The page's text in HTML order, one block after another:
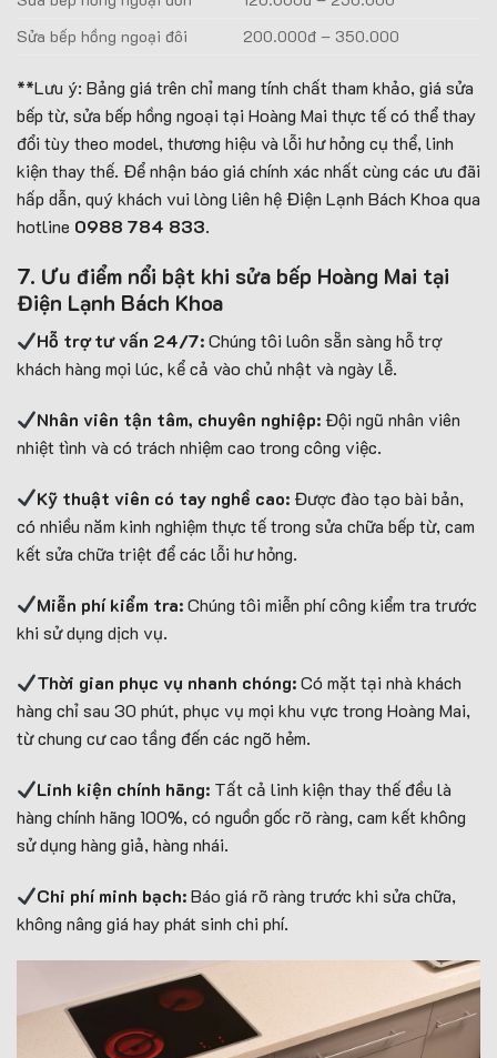
Sửa bếp hồng ngoại đôi
200.000đ – 350.000
**Lưu ý: Bảng giá trên chỉ mang tính chất tham khảo, giá sửa
bếp từ, sửa bếp hồng ngoại tại Hoàng Mai thực tế có thể thay
đổi tùy theo model, thương hiệu và lỗi hư hỏng cụ thể, linh
kiện thay thế. Để nhận báo giá chính xác nhất cùng các ưu đãi
hấp dẫn, quý khách vui lòng liên hệ Điện Lạnh Bách Khoa qua
hotline 0988 784 833.
7. Ưu điểm nổi bật khi sửa bếp Hoàng Mai tại
Điện Lạnh Bách Khoa
Hỗ trợ tư vấn 24/7:Chúng tôi luôn sẵn sàng hỗ trợ
khách hàng mọi lúc, kể cả vào chủ nhật và ngày lễ.
Nhân viên tận tâm, chuyên nghiệp: Đội ngũ nhân viên
nhiệt tình và có trách nhiệm cao trong công việc.
Kỹ thuật viên có tay nghề cao: Được đào tạo bài bản,
có nhiều năm kinh nghiệm thực tế trong sửa chữa bếp từ, cam
kết sửa chữa triệt để các lỗi hư hỏng.
Miễn phí kiểm tra:Chúng tôi miễn phí công kiểm tra trước
khi sử dụng dịch vụ.
Thời gian phục vụ nhanh chóng:Có mặt tại nhà khách
hàng chỉ sau 30 phút, phục vụ mọi khu vực trong Hoàng Mai,
từ chung cư cao tầng đến các ngõ hẻm.
Linh kiện chính hãng: Tất cả linh kiện thay thế đều là
hàng chính hãng 100%, có nguồn gốc rõ ràng, cam kết không
sử dụng hàng giả, hàng nhái.
Chi phí minh bạch:Báo giá rõ ràng trước khi sửa chữa,
không nâng giá hay phát sinh chi phí.